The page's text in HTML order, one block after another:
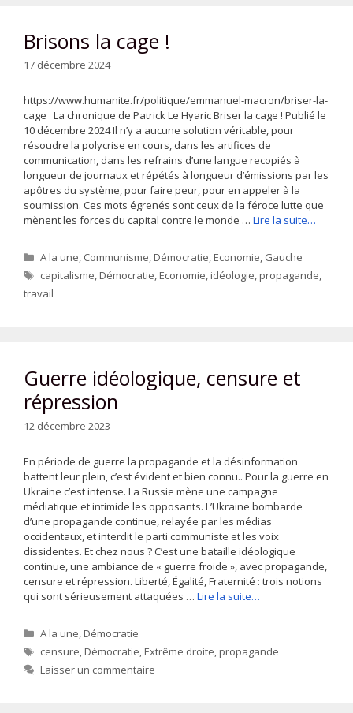
Brisons la cage !
17 décembre 2024
https://www.humanite.fr/politique/emmanuel-macron/briser-la-
cage La chronique de Patrick Le Hyaric Briser la cage ! Publié le
10 décembre 2024 Il n’y a aucune solution véritable, pour
résoudre la polycrise en cours, dans les artifices de
communication, dans les refrains d’une langue recopiés à
longueur de journaux et répétés à longueur d’émissions par les
apôtres du système, pour faire peur, pour en appeler à la
soumission. Ces mots égrenés sont ceux de la féroce lutte que
mènent les forces du capital contre le monde … Lire la suite…
Catégories
A la une, Communisme,Démocratie,Economie, Gauche
Étiquettes
capitalisme,Démocratie,Economie,idéologie,propagande,
travail
Guerre idéologique, censure et
répression
12 décembre 2023
En période de guerre la propagande et la désinformation
battent leur plein, c’est évident et bien connu.. Pour la guerre en
Ukraine c’est intense. La Russie mène une campagne
médiatique et intimide les opposants. L’Ukraine bombarde
d’une propagande continue, relayée par les médias
occidentaux, et interdit le parti communiste et les voix
dissidentes. Et chez nous ? C’est une bataille idéologique
continue, une ambiance de « guerre froide », avec propagande,
censure et répression. Liberté, Égalité, Fraternité : trois notions
qui sont sérieusement attaquées … Lire la suite…
Catégories
A la une,Démocratie
Étiquettes
censure,Démocratie,Extrême droite,propagande
Laisser un commentaire